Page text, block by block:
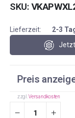
SKU
Lieferzeit:
2-3
Preis
zzgl.Versandkosten